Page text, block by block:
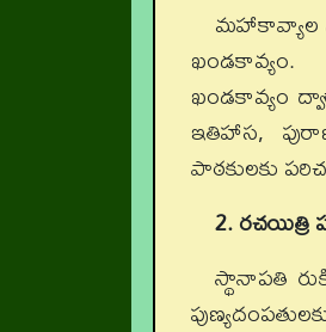
మహాకావ్యాల
ఖండకావ్యం.
ఖండకావ్యం
ఇతిహాస,
2.
స్థానాపతి